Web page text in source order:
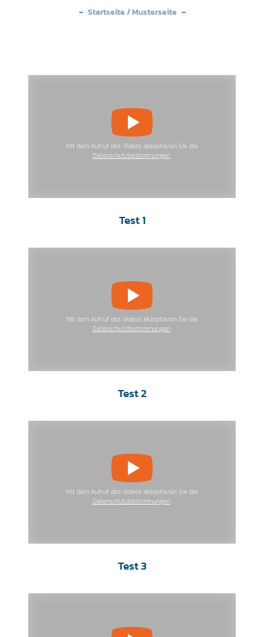
Startseite/Musterseite
Mit dem Aufruf des Videos akzeptieren Sie die
Datenschutzbestimmungen
Test 1
Mit dem Aufruf des Videos akzeptieren Sie die
Datenschutzbestimmungen
Test 2
Mit dem Aufruf des Videos akzeptieren Sie die
Datenschutzbestimmungen
Test 3